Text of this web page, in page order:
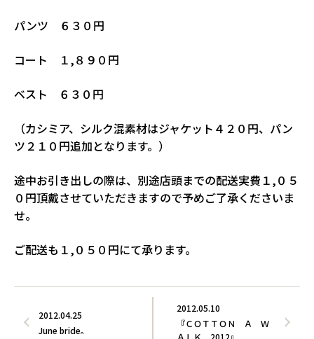
パンツ ６３０円
コート １,８９０円
ベスト ６３０円
（カシミア、シルク混素材はジャケット４２０円、パン
ツ２１０円追加となります。）
途中お引き出しの際は、別途店頭までの配送実費１,０５
０円頂戴させていただきますので予めご了承くださいま
せ。
ご配送も１,０５０円にて承ります。
2012.05.10
『ＣＯＴＴＯＮ Ａ Ｗ
2012.04.25
June bride。